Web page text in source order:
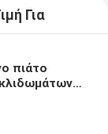
Για
πιάτο